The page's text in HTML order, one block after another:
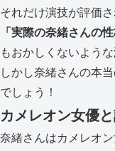
それだけ演技が評価
「実際の奈緒さんの
もおかしくないような
しかし奈緒さんの本
でしょう！
カメレオン女優と
奈緒さんはカメレオ